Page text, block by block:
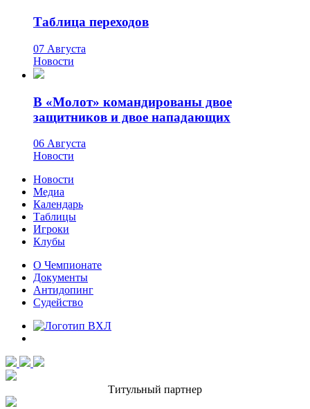
Таблица переходов
07 Августа
Новости
В «Молот» командированы двое
защитников и двое нападающих
06 Августа
Новости
Новости
Медиа
Календарь
Таблицы
Игроки
Клубы
О Чемпионате
Документы
Антидопинг
Судейство
Титульный партнер